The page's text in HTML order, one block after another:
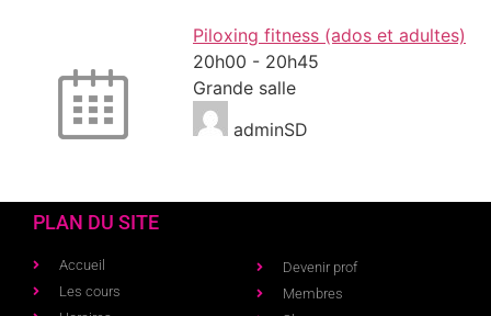
Piloxing fitness (ados et adultes)
20h00 - 20h45
Grande salle
adminSD
PLAN DU SITE
Accueil
Les cours
Devenir prof
Membres